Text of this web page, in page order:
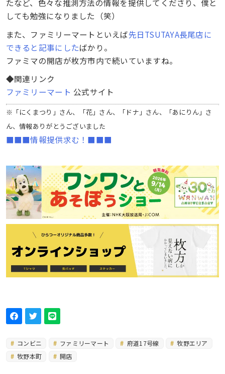
たなど、色々な推測方法の情報を提供してくださり、僕と
しても勉強になりました（笑）
また、ファミリーマートといえば先日TSUTAYA長尾店に
できると記事にしたばかり。
ファミマの開店が枚方市内で続いていますね。
◆関連リンク
ファミリーマート 公式サイト
※「にくまつり」さん、「花」さん、「ドナ」さん、「あにりん」さ
ん、情報ありがとうございました
■■■情報提供求む！■■■
コンビニ ファミリーマート 府道17号線
牧野エリア
牧野本町
開店